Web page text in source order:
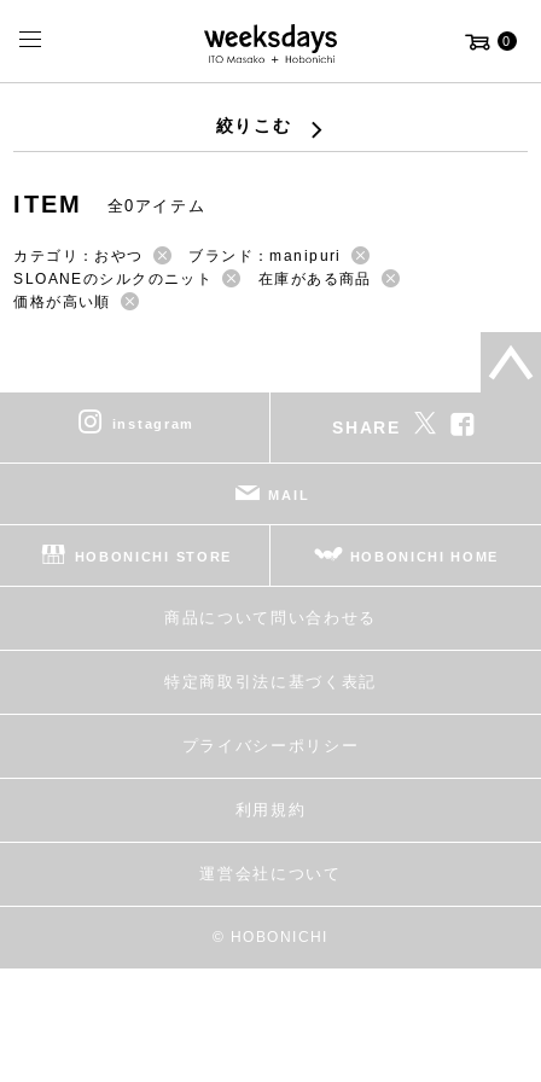
0
絞りこむ
ITEM 全0アイテム
カテゴリ：おやつ
ブランド：manipuri
SLOANEのシルクのニット
在庫がある商品
価格が高い順
instagram SHARE
MAIL
HOBONICHI STORE HOBONICHI HOME
商品について問い合わせる
特定商取引法に基づく表記
プライバシーポリシー
利用規約
運営会社について
© HOBONICHI